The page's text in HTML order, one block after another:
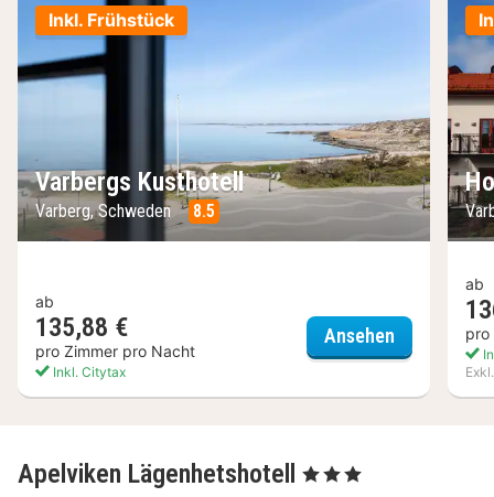
Inkl. Frühstück
Varbergs Kusthotell
Varberg, Schweden 8.5
ab
135,88 €
pro Zimmer pro Nacht
Inkl. Citytax
Ansehen Varbergs
ab
pro
Apelviken Lägenhetshotell , 3 Sterne